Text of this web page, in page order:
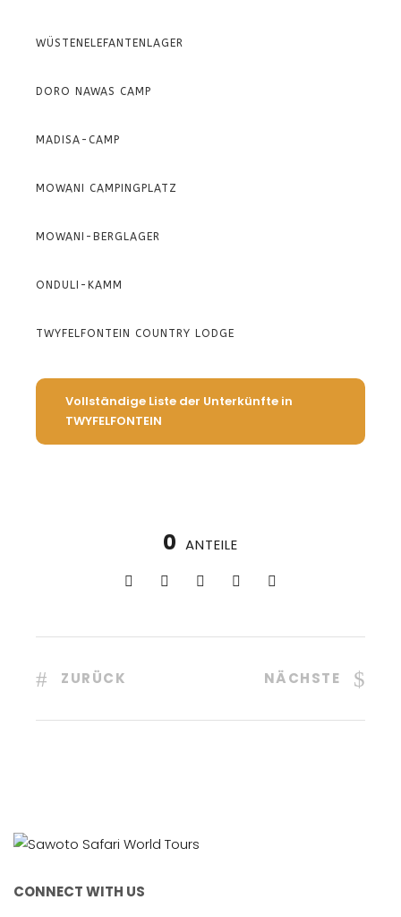
WÜSTENELEFANTENLAGER
DORO NAWAS CAMP
MADISA-CAMP
MOWANI CAMPINGPLATZ
MOWANI-BERGLAGER
ONDULI-KAMM
TWYFELFONTEIN COUNTRY LODGE
Vollständige Liste der Unterkünfte in
TWYFELFONTEIN
0 ANTEILE
ZURÜCK NÄCHSTE
CONNECT WITH US